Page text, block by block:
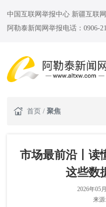
中国互联网举报中心 新疆互联
阿勒泰新闻网举报电话：0906-
首页 / 聚焦
市场最前沿丨读
这些数
2026年05
来源: